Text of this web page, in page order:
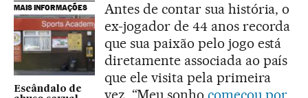
MAIS INFORMAÇÕES
Escândalo de
Antes de contar sua história, o
ex-jogador de 44 anos recorda
que sua paixão pelo jogo está
diretamente associada ao país
que ele visita pela primeira
vez. “Meu sonho começou por